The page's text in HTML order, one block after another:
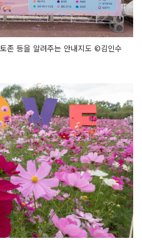
존 등을 알려주는 안내지도 ©김인수